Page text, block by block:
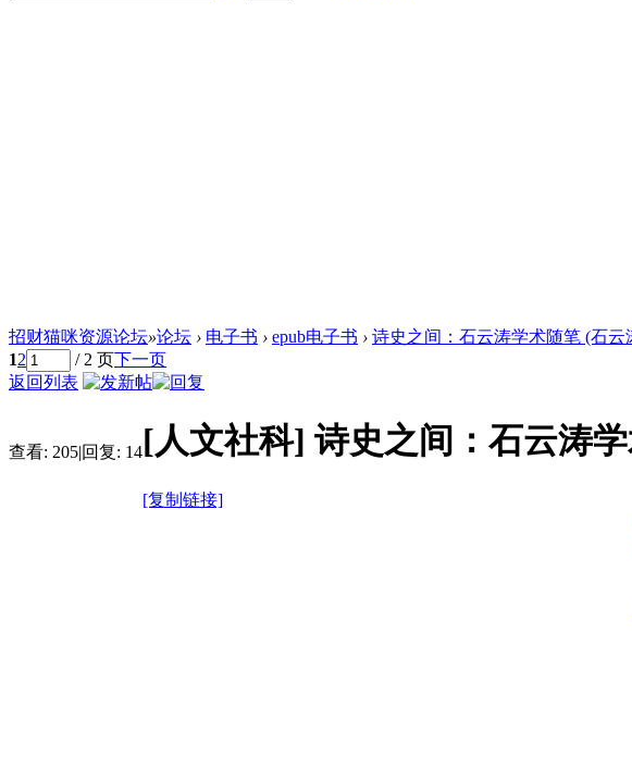
招财猫咪资源论坛»论坛 › 电子书 › epub电子书 › 诗史之间：石云涛学术随笔 (石云
12 / 2 页下一页
返回列表
查看: 205|回复: 14[人文社科] 诗史之间：石云涛
[复制链接]